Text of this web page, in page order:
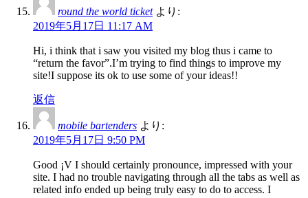
round the world ticket より:
2019年5月17日 11:17 AM
Hi, i think that i saw you visited my blog thus i came to
“return the favor”.I’m trying to find things to improve my
site!I suppose its ok to use some of your ideas!!
返信
mobile bartenders より:
2019年5月17日 9:50 PM
Good ¡V I should certainly pronounce, impressed with your
site. I had no trouble navigating through all the tabs as well as
related info ended up being truly easy to do to access. I